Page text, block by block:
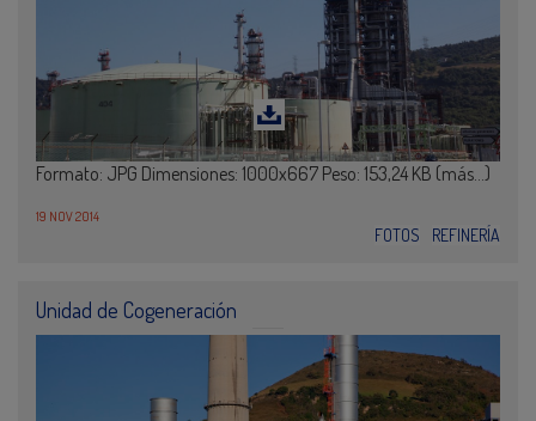
Formato: JPG Dimensiones: 1000x667 Peso: 153,24 KB (más…)
19 NOV 2014
FOTOS REFINERÍA
Unidad de Cogeneración